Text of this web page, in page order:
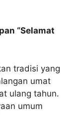
“Selamat
tradisi yang
umat
ulang tahun.
umum